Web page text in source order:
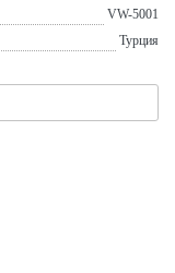
VW-5001
Турция